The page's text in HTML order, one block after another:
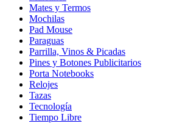
Mates y Termos
Mochilas
Pad Mouse
Paraguas
Parrilla, Vinos & Picadas
Pines y Botones Publicitarios
Porta Notebooks
Relojes
Tazas
Tecnología
Tiempo Libre